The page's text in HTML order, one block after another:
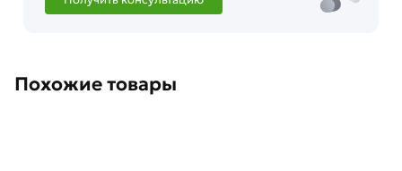
Похожие товары